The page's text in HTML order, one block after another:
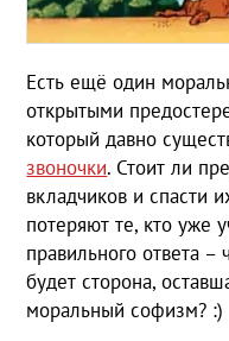
Есть ещё один
открытыми
который давно
звоночки. Стоит ли
вкладчиков и спасти
потеряют те, кто уже
правильного ответа
будет сторона,
моральный софизм? :)